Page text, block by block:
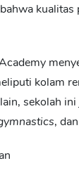
kolam
sekolah
,